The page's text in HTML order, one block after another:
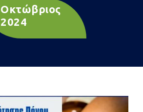
Οκτώβριος
2024